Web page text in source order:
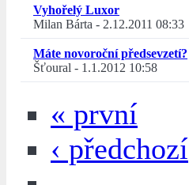
Vyhořelý Luxor
Milan Bárta - 2.12.2011 08:33
Máte novoroční předsevzetí?
Šťoural - 1.1.2012 10:58
« první
‹ předchozí